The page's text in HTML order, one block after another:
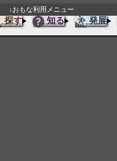
↓おもな利用メニュー
探す 知る 発展